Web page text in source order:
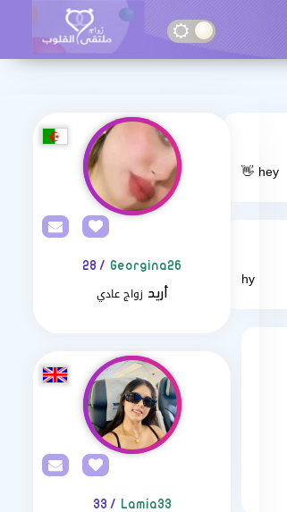
👋 hey
hy
Georgina26
/ 28
أريد زواج عادي
Lamia33
/ 33